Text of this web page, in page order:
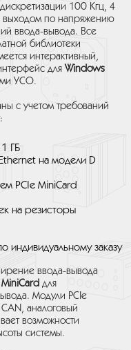
100 Кгц, 4
выходом по напряжению
ввода-вывода. Все
библиотеки
интерактивный,
для Windows
УСО.
с учетом требований
ГБ
на модели D
PCIe MiniCard
на резисторы
индивидуальному заказу
ввода-вывода
для
Модули PCIe
аналоговый
возможности
системы.